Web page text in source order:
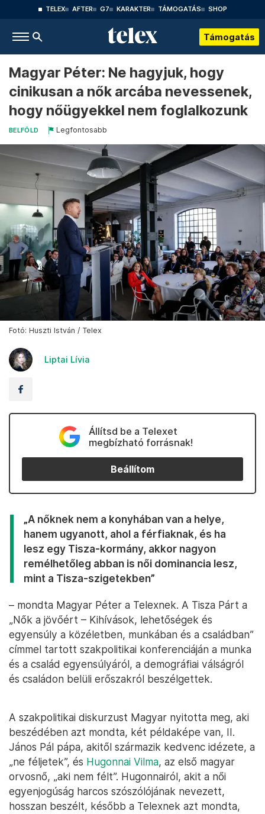
TELEX AFTER G7 KARAKTER TÁMOGATÁS SHOP
Támogatás
Magyar Péter: Ne hagyjuk, hogy
cinikusan a nők arcába nevessenek,
hogy nőügyekkel nem foglalkozunk
BELFÖLD Legfontosabb
Fotó: Huszti István / Telex
Liptai Lívia
Állítsd be a Telexet
megbízható forrásnak!
Beállítom
„A nőknek nem a konyhában van a helye,
hanem ugyanott, ahol a férfiaknak, és ha
lesz egy Tisza-kormány, akkor nagyon
remélhetőleg abban is női dominancia lesz,
mint a Tisza-szigetekben”
– mondta Magyar Péter a Telexnek. A Tisza Párt a
„Nők a jövőért – Kihívások, lehetőségek és
egyensúly a közéletben, munkában és a családban”
címmel tartott szakpolitikai konferenciáján a munka
és a család egyensúlyáról, a demográfiai válságról
és családon belüli erőszakról beszélgettek.
A szakpolitikai diskurzust Magyar nyitotta meg, aki
beszédében azt mondta, két példaképe van, II.
János Pál pápa, akitől származik kedvenc idézete, a
„ne féljetek”, és Hugonnai Vilma, az első magyar
orvosnő, „aki nem félt”. Hugonnairól, akit a női
egyenjogúság harcos szószólójának nevezett,
hosszan beszélt, később a Telexnek azt mondta,